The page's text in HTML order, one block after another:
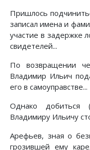
Пришлось
записал имена и
участие в задержке
свидетелей...
По возвращении
Владимир Ильич
его в самоуправстве...
Однако
Владимиру Ильичу
Арефьев, зная о
грозившей ему